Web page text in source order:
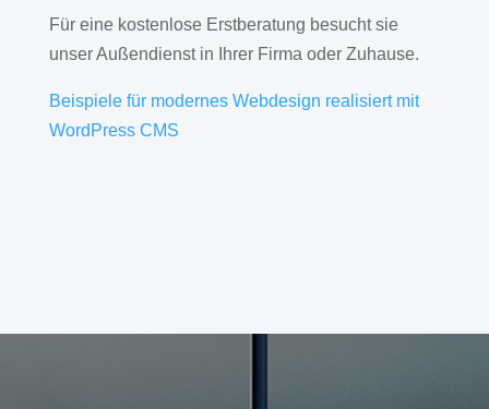
Für eine kostenlose Erstberatung besucht sie
unser Außendienst in Ihrer Firma oder Zuhause.
Beispiele für modernes Webdesign realisiert mit
WordPress CMS